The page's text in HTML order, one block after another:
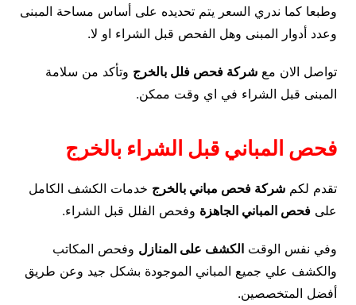
وطبعا كما ندري السعر يتم تحديده على أساس مساحة المبنى
وعدد أدوار المبنى وهل الفحص قبل الشراء او لا.
تواصل الان مع شركة فحص فلل بالخرج وتأكد من سلامة
المبنى قبل الشراء في اي وقت ممكن.
فحص المباني قبل الشراء بالخرج
تقدم لكم شركة فحص مباني بالخرج خدمات الكشف الكامل
على فحص المباني الجاهزة وفحص الفلل قبل الشراء.
وفي نفس الوقت الكشف على المنازل وفحص المكاتب
والكشف علي جميع المباني الموجودة بشكل جيد وعن طريق
أفضل المتخصصين.